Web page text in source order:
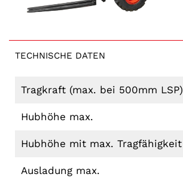
TECHNISCHE DATEN
Tragkraft (max. bei 500mm LSP)
Hubhöhe max.
Hubhöhe mit max. Tragfähigkeit
Ausladung max.